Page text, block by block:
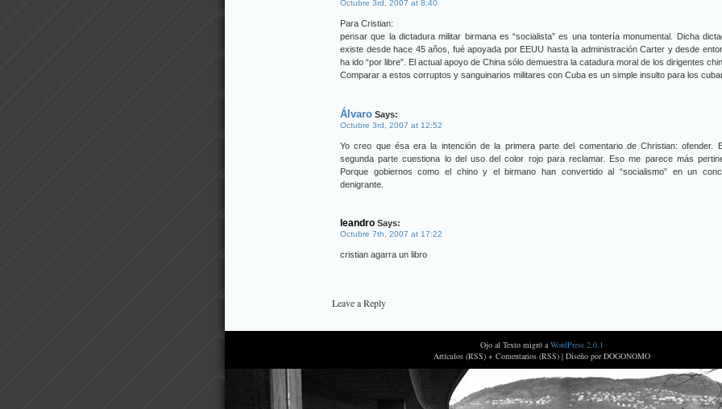
Octubre 3rd, 2007 at 8:40
Para Cristian:
pensar que la dictadura militar birmana es “socialista” es una tontería monumental. Dicha
existe desde hace 45 años, fué apoyada por EEUU hasta la administración Carter y desde
ha ido “por libre”. El actual apoyo de China sólo demuestra la catadura moral de los dirigentes
Comparar a estos corruptos y sanguinarios militares con Cuba es un simple insulto para los
Álvaro Says:
Octubre 3rd, 2007 at 12:52
Yo creo que ésa era la intención de la primera parte del comentario de Christian: ofender.
segunda parte cuestiona lo del uso del color rojo para reclamar. Eso me parece más
Porque gobiernos como el chino y el birmano han convertido al “socialismo” en un
denigrante.
leandro Says:
Octubre 7th, 2007 at 17:22
cristian agarra un libro
Leave a Reply
Ojo al Texto migró aWordPress 2.0.1
Artículos (RSS) + Comentarios (RSS) | Diseño por DOGONOMO